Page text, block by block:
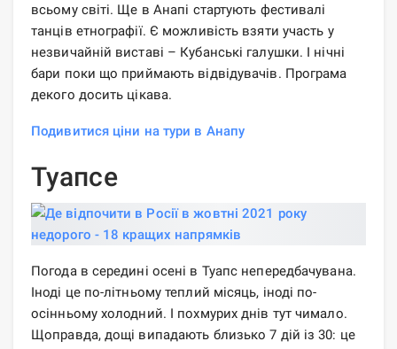
всьому світі. Ще в Анапі стартують фестивалі
танців етнографії. Є можливість взяти участь у
незвичайній виставі – Кубанські галушки. І нічні
бари поки що приймають відвідувачів. Програма
декого досить цікава.
Подивитися ціни на тури в Анапу
Туапсе
Погода в середині осені в Туапс непередбачувана.
Іноді це по-літньому теплий місяць, іноді по-
осінньому холодний. І похмурих днів тут чимало.
Щоправда, дощі випадають близько 7 дій із 30: це